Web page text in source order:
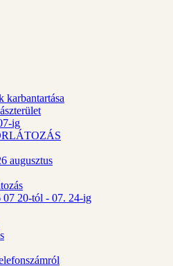
karbantartása
ig
augusztus
07 20-tól - 07. 24-ig